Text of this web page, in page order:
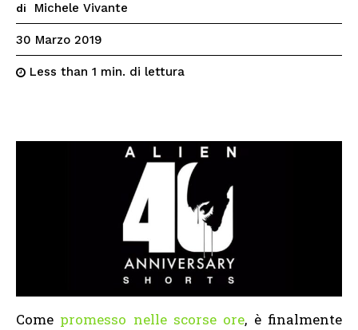
di Michele Vivante
30 Marzo 2019
Less than 1 min. di lettura
Come promesso nelle scorse ore, è finalmente